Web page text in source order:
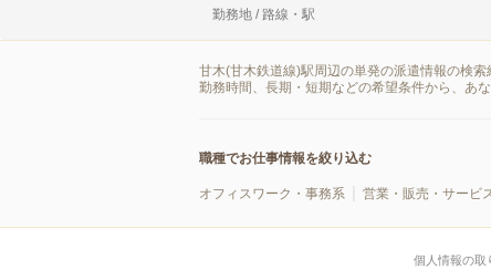
勤務地 / 路線・駅
甘木(甘木鉄道線)駅周辺の単発の派遣情報の検
勤務時間、長期・短期などの希望条件から、あ
職種でお仕事情報を絞り込む
オフィスワーク・事務系 営業・販売・サービ
個人情報の取